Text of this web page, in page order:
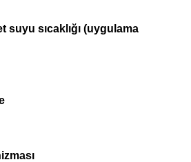
suyu sıcaklığı (uygulama